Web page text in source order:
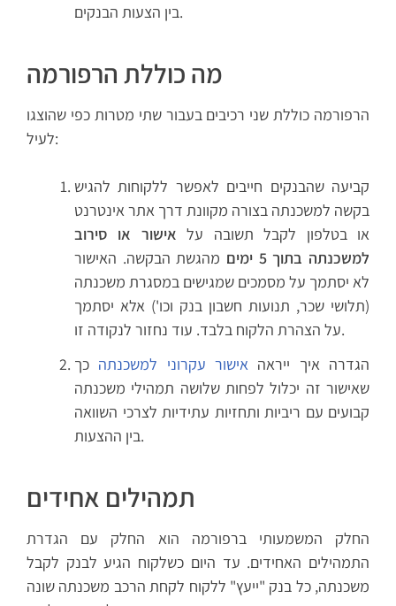
בין הצעות הבנקים.
מה כוללת הרפורמה
הרפורמה כוללת שני רכיבים בעבור שתי מטרות כפי שהוצגו
לעיל:
קביעה שהבנקים חייבים לאפשר ללקוחות להגיש
בקשה למשכנתה בצורה מקוונת דרך אתר אינטרנט
או בטלפון לקבל תשובה על אישור או סירוב
למשכנתה בתוך 5 ימים
מהגשת הבקשה. האישור
לא יסתמך על מסמכים שמגישים במסגרת משכנתה
(תלושי שכר, תנועות חשבון בנק וכו') אלא יסתמך
על הצהרת הלקוח בלבד. עוד נחזור לנקודה זו.
הגדרה איך ייראה אישור עקרוני למשכנתה כך
שאישור זה יכלול לפחות שלושה תמהילי משכנתה
קבועים עם ריביות ותחזיות עתידיות לצרכי השוואה
בין ההצעות.
תמהילים אחידים
החלק המשמעותי ברפורמה הוא החלק עם הגדרת
התמהילים האחידים. עד היום כשלקוח הגיע לבנק לקבל
משכנתה, כל בנק "ייעץ" ללקוח לקחת הרכב משכנתה שונה